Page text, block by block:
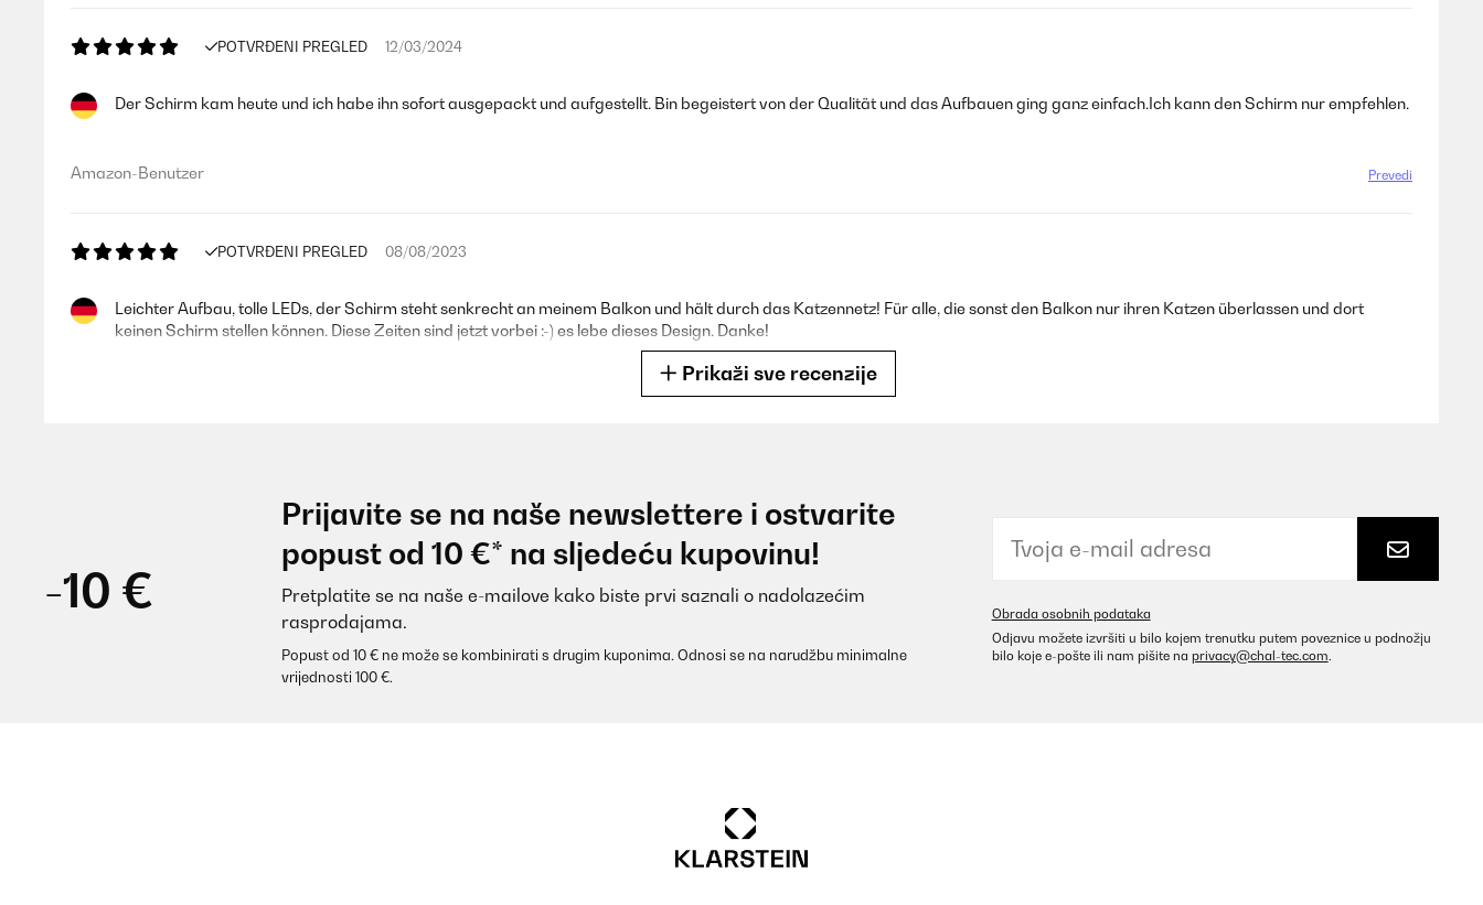
POTVRĐENI PREGLED 12/03/2024
Der Schirm kam heute und ich habe ihn sofort ausgepackt und aufgestellt. Bin begeistert von der Qualität und das Aufbauen ging ganz einfach.Ich kann den Schirm nur empfehlen.
Amazon-Benutzer Prevedi
POTVRĐENI PREGLED 08/08/2023
Leichter Aufbau, tolle LEDs, der Schirm steht senkrecht an meinem Balkon und hält durch das Katzennetz! Für alle, die sonst den Balkon nur ihren Katzen überlassen und dort
keinen Schirm stellen können. Diese Zeiten sind jetzt vorbei :-) es lebe dieses Design. Danke!
Esta sombrilla le ha dado un toque moderno a mi terraza. Tiene luces para dar un toque de iluminacion diferente, así que no solo protege del sol durante el día, sino que también
crea una buena atmósfera cuando es de noche. Además de traer un mandito, se pueden controlar a través de WiFi, lo que lo hace más fácil todavía (el móvil sé que no lo perderé, al
menos no tan fácil).Una de las cosas que más me gusta es el tema de que no tiene que estar enchufada, dándole 100% de movilidad. Con sus sistema de panel solar, se recarga
durante el día y luego puedo encenderla por la noche.El único punto negativo es que no traiga soporte, pero lo sabía antes de comprarla, así que no puedo quitarle estrellas por eso.
Prikaži sve recenzije
-10 €
Prijavite se na naše newslettere i ostvarite
popust od 10 €* na sljedeću kupovinu!
Pretplatite se na naše e-mailove kako biste prvi saznali o nadolazećim
rasprodajama.
Popust od 10 € ne može se kombinirati s drugim kuponima. Odnosi se na narudžbu minimalne
vrijednosti 100 €.
Obrada osobnih podataka
Odjavu možete izvršiti u bilo kojem trenutku putem poveznice u podnožju
bilo koje e-pošte ili nam pišite na privacy@chal-tec.com.